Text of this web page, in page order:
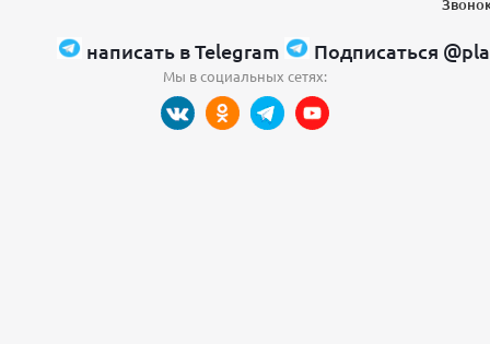
написать в Telegram Подписаться
Мы в социальных сетях: